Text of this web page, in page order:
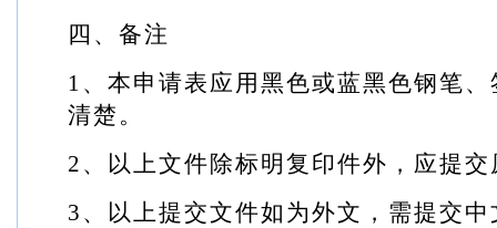
四、备注
1 、本申请表应用黑色或蓝黑色钢笔
清楚。
2 、以上文件除标明复印件外，应提交
3 、以上提交文件如为外文，需提交